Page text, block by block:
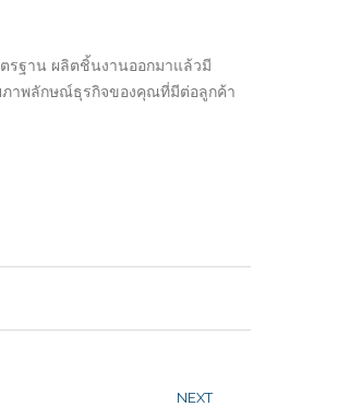
รฐาน ผลิตชิ้นงานออกมาแล้วมี
ภาพลักษณ์ธุรกิจของคุณที่มีต่อลูกค้า
NEXT